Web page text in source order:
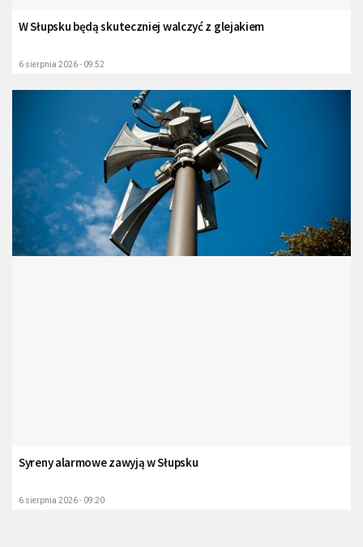
W Słupsku będą skuteczniej walczyć z glejakiem
6 sierpnia 2026 - 09:52
Syreny alarmowe zawyją w Słupsku
6 sierpnia 2026 - 09:20